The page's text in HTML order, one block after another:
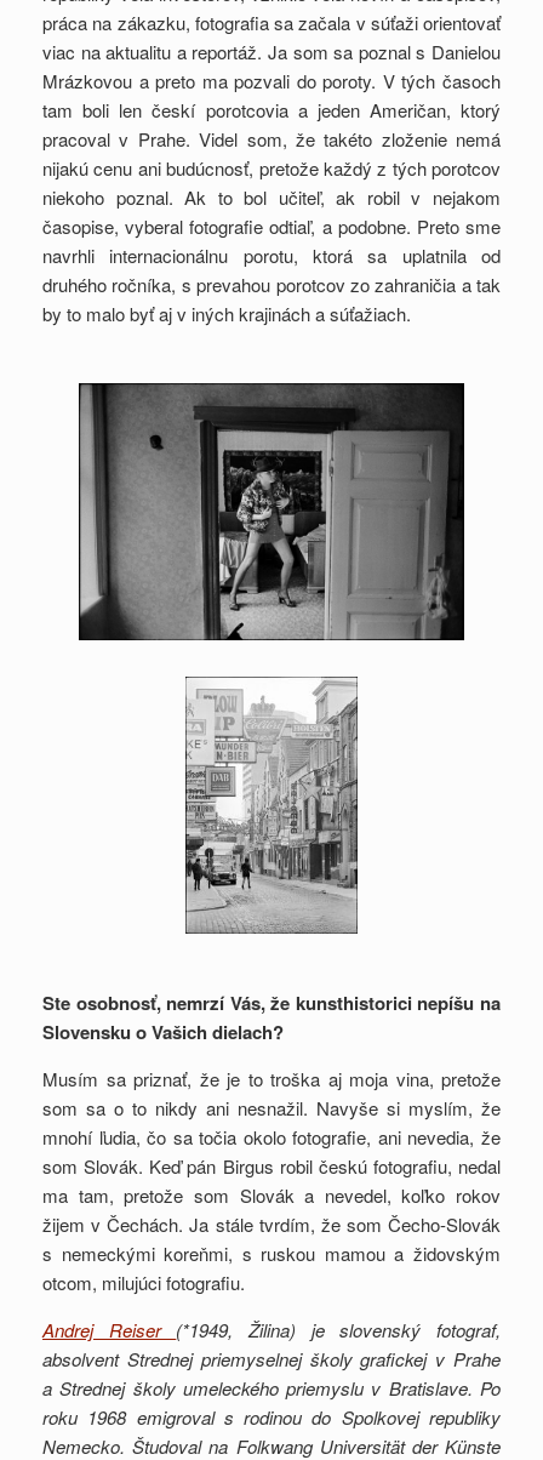
práca na zákazku, fotografia sa začala v súťaži orientovať
viac na aktualitu a reportáž. Ja som sa poznal s Danielou
Mrázkovou a preto ma pozvali do poroty. V tých časoch
tam boli len českí porotcovia a jeden Američan, ktorý
pracoval v Prahe. Videl som, že takéto zloženie nemá
nijakú cenu ani budúcnosť, pretože každý z tých porotcov
niekoho poznal. Ak to bol učiteľ, ak robil v nejakom
časopise, vyberal fotografie odtiaľ, a podobne. Preto sme
navrhli internacionálnu porotu, ktorá sa uplatnila od
druhého ročníka, s prevahou porotcov zo zahraničia a tak
by to malo byť aj v iných krajinách a súťažiach.
Ste osobnosť, nemrzí Vás, že kunsthistorici nepíšu na
Slovensku o Vašich dielach?
Musím sa priznať, že je to troška aj moja vina, pretože
som sa o to nikdy ani nesnažil. Navyše si myslím, že
mnohí ľudia, čo sa točia okolo fotografie, ani nevedia, že
som Slovák. Keď pán Birgus robil českú fotografiu, nedal
ma tam, pretože som Slovák a nevedel, koľko rokov
žijem v Čechách. Ja stále tvrdím, že som Čecho-Slovák
s nemeckými koreňmi, s ruskou mamou a židovským
otcom, milujúci fotografiu.
Andrej Reiser (*1949, Žilina) je slovenský fotograf,
absolvent Strednej priemyselnej školy grafickej v Prahe
a Strednej školy umeleckého priemyslu v Bratislave. Po
roku 1968 emigroval s rodinou do Spolkovej republiky
Nemecko. Študoval na Folkwang Universität der Künste